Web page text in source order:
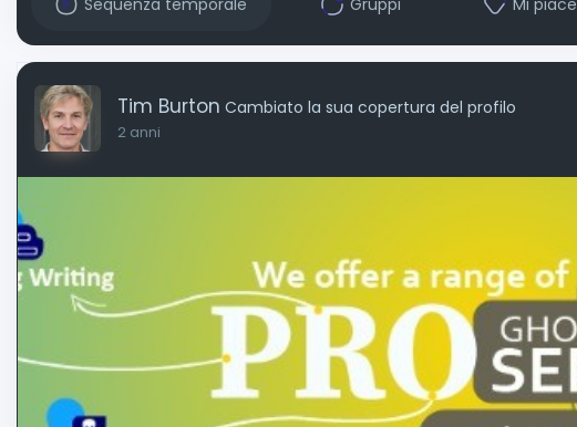
Sequenza temporale Gruppi Mi piace
Tim Burton Cambiato la sua copertura del profilo
2 anni